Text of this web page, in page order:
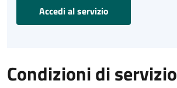
Accedi al servizio
Condizioni di servizio